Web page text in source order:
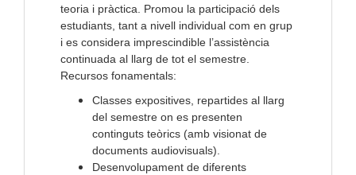
teoria i pràctica. Promou la participació dels
estudiants, tant a nivell individual com en grup
i es considera imprescindible l’assistència
continuada al llarg de tot el semestre.
Recursos fonamentals:
Classes expositives, repartides al llarg
del semestre on es presenten
continguts teòrics (amb visionat de
documents audiovisuals).
Desenvolupament de diferents